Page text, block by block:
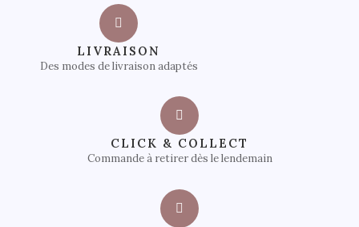
LIVRAISON
Des modes de livraison adaptés
CLICK & COLLECT
Commande à retirer dès le lendemain